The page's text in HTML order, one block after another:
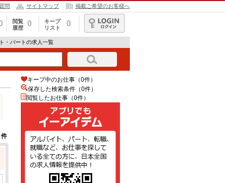
問 サイトマップ 掲載ご希望のお客様へ
閲覧
履歴
0
キープ
リスト
0
ログイン
・パートの求人一覧
件
キープ中のお仕事（0件）
保存した検索条件（0件）
閲覧したお仕事（0件）